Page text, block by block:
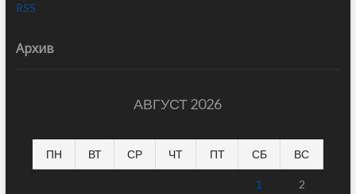
RSS
Архив
АВГУСТ 2026
ПН ВТ СР ЧТ ПТ СБ ВС
1 2